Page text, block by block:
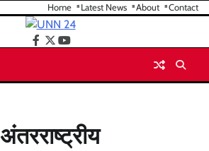
Home Latest News About Contact
facebook
twitteryoutube
अंतरराष्ट्रीय